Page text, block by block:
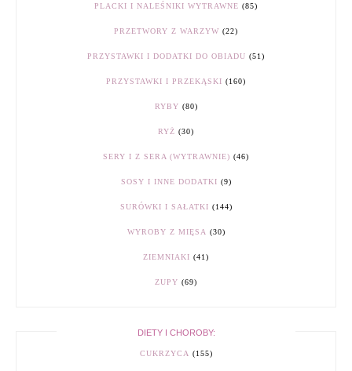
PLACKI I NALEŚNIKI WYTRAWNE (85)
PRZETWORY Z WARZYW (22)
PRZYSTAWKI I DODATKI DO OBIADU (51)
PRZYSTAWKI I PRZEKĄSKI (160)
RYBY (80)
RYŻ (30)
SERY I Z SERA (WYTRAWNIE) (46)
SOSY I INNE DODATKI (9)
SURÓWKI I SAŁATKI (144)
WYROBY Z MIĘSA (30)
ZIEMNIAKI (41)
ZUPY (69)
DIETY I CHOROBY:
CUKRZYCA (155)